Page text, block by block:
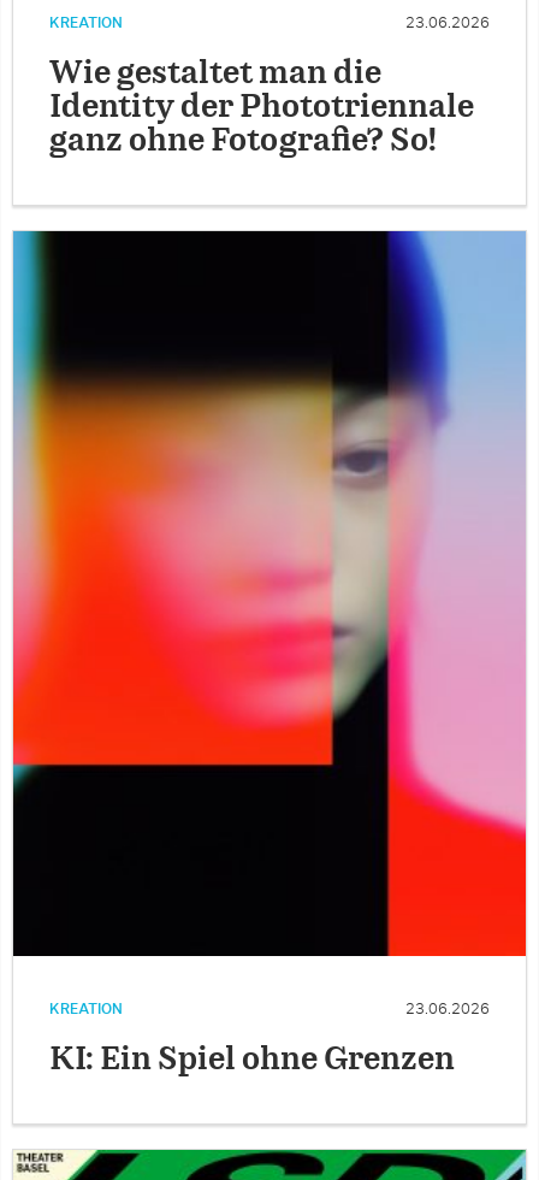
KREATION 23.06.2026
Wie gestaltet man die
Identity der Phototriennale
ganz ohne Fotografie? So!
KREATION 23.06.2026
KI: Ein Spiel ohne Grenzen